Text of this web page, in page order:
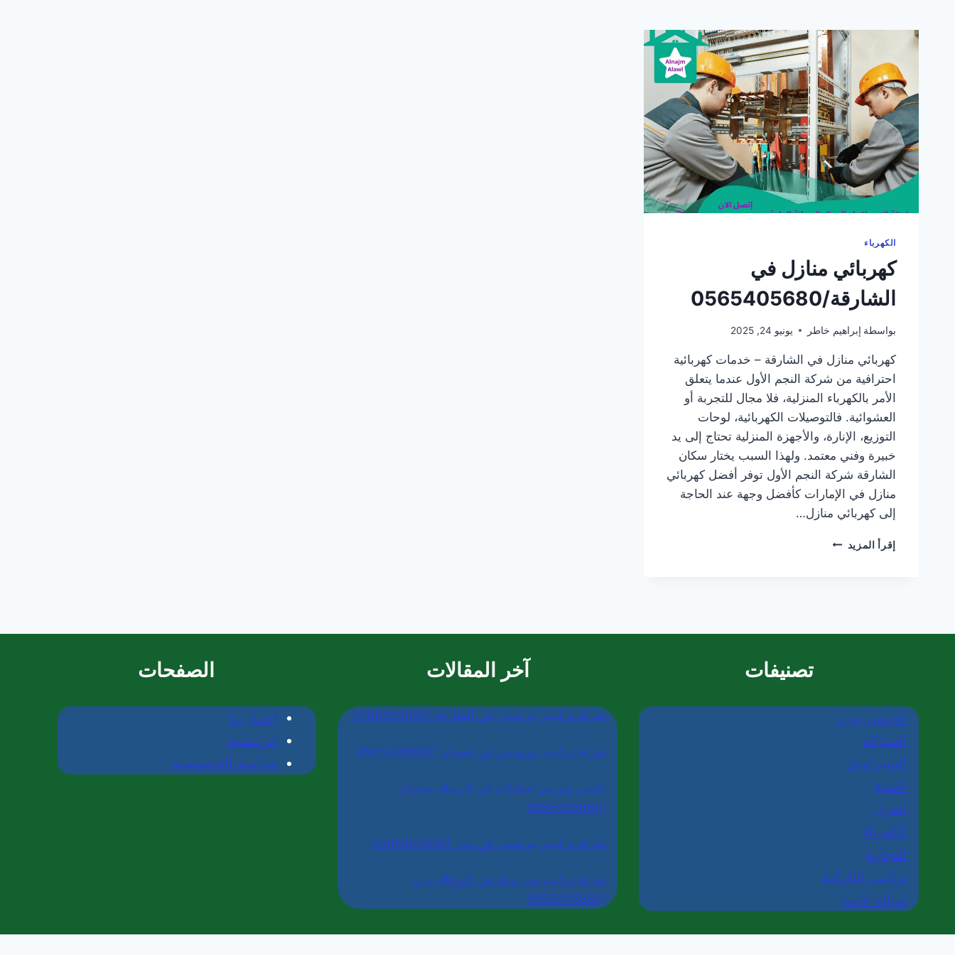
الكهرباء
كهربائي منازل في
الشارقة/0565405680
بواسطة إبراهيم خاطر يونيو 24, 2025
كهربائي منازل في الشارقة – خدمات كهربائية
احترافية من شركة النجم الأول عندما يتعلق
الأمر بالكهرباء المنزلية، فلا مجال للتجربة أو
العشوائية. فالتوصيلات الكهربائية، لوحات
التوزيع، الإنارة، والأجهزة المنزلية تحتاج إلى يد
خبيرة وفني معتمد. ولهذا السبب يختار سكان
الشارقة شركة النجم الأول توفر أفضل كهربائي
منازل في الإمارات كأفضل وجهة عند الحاجة
إلى كهربائي منازل…
إقرأ المزيد كهربائي
تصنيفات
الجبس بورد
السباكة
السيراميك
الصبغ
العزل
الكهرباء
النجارة
تركيب الباركية
صيانة عامة
آخر المقالات
شركة تركيب بورسلين في الشارقة |0565405680
شركة تركيب بورسلين في عجمان |0565405680
تكسير وترميم حمامات في الرميلة بعجمان
شركة تركيب بورسلين في دبي |0565405680
شركة تركيب سيراميك في الورقاء بدبي
الصفحات
إتصل بنا
الرئيسية
سياسة الخصوصية